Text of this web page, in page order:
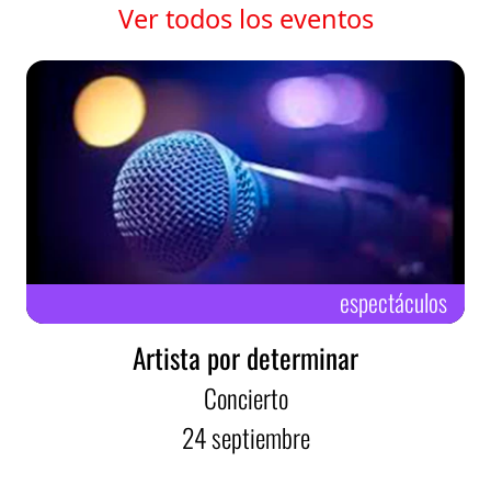
Ver todos los eventos
espectáculos
Artista por determinar
Concierto
24septiembre